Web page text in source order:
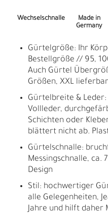
Wechselschnalle
Made in
Germany
Gürtelgröße: Ihr
Bestellgröße // 95,
Auch Gürtel
Größen, XXL lieferbar
Gürtelbreite &
Vollleder,
Schichten oder
blättert nicht ab.
Gürtelschnalle:
Messingschnalle, ca.
Design
Stil: hochwertiger
alle Gelegenheiten,
Jahre und hilft daher